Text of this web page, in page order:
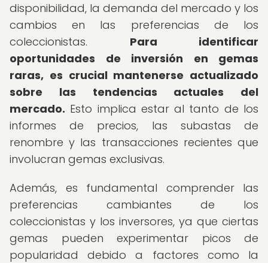
disponibilidad, la demanda del mercado y los
cambios en las preferencias de los
coleccionistas. Para identificar
oportunidades de inversión en gemas
raras, es crucial mantenerse actualizado
sobre las tendencias actuales del
mercado. Esto implica estar al tanto de los
informes de precios, las subastas de
renombre y las transacciones recientes que
involucran gemas exclusivas.
Además, es fundamental comprender las
preferencias cambiantes de los
coleccionistas y los inversores, ya que ciertas
gemas pueden experimentar picos de
popularidad debido a factores como la